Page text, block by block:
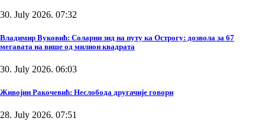
30. July 2026. 07:32
Владимир Вуковић: Соларни зид на путу ка Острогу: дозвола за 67
мегавата на више од милион квадрата
30. July 2026. 06:03
Живојин Ракочевић: Неслобода другачије говори
28. July 2026. 07:51